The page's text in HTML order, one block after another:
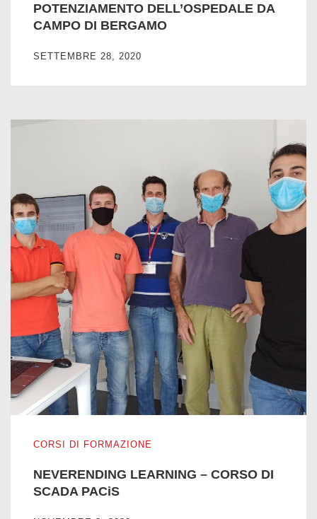
POTENZIAMENTO DELL’OSPEDALE DA
CAMPO DI BERGAMO
SETTEMBRE 28, 2020
CORSI DI FORMAZIONE
NEVERENDING LEARNING – CORSO DI
SCADA PACiS